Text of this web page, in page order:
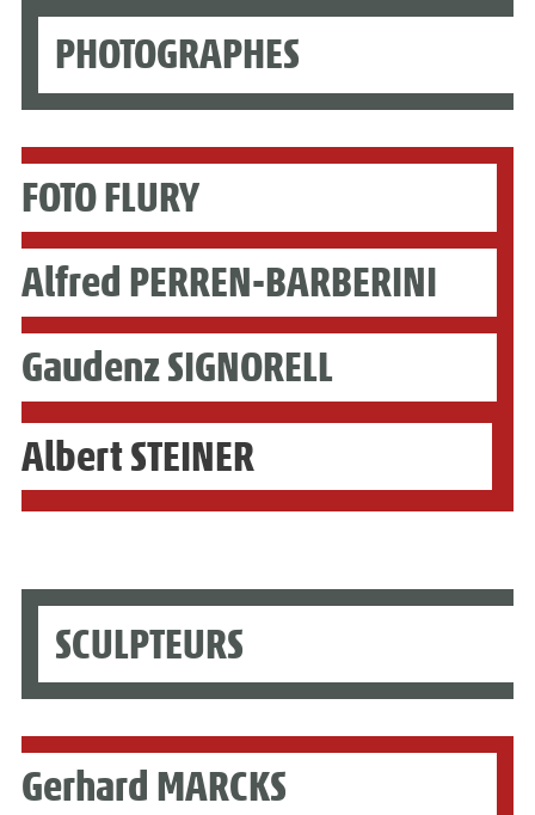
PHOTOGRAPHES
FOTO FLURY
Alfred PERREN-BARBERINI
Gaudenz SIGNORELL
Albert STEINER
SCULPTEURS
Gerhard MARCKS